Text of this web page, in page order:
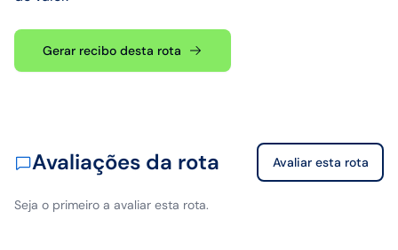
Gerar recibo desta rota
Avaliações da rota Avaliar esta rota
Seja o primeiro a avaliar esta rota.